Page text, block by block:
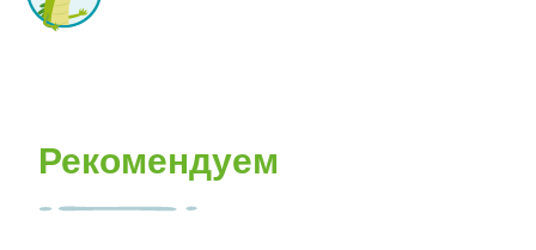
Рекомендуем